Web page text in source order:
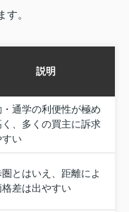
。
説明
通学の利便性が極め
く、多くの買主に訴求
すい
とはいえ、距離によ
格差は出やすい